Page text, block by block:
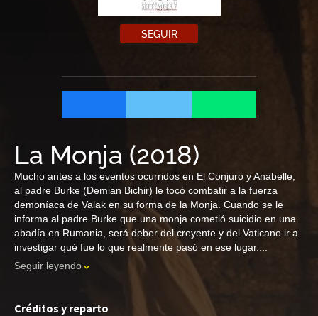
SEGUIR
La Monja (2018)
Mucho antes a los eventos ocurridos en El Conjuro y Anabelle,
al padre Burke (Demian Bichir) le tocó combatir a la fuerza
demoníaca de Valak en su forma de la Monja. Cuando se le
informa al padre Burke que una monja cometió suicidio en una
abadía en Rumania, será deber del creyente y del Vaticano ir a
investigar qué fue lo que realmente pasó en ese lugar....
Seguir leyendo
Créditos y reparto